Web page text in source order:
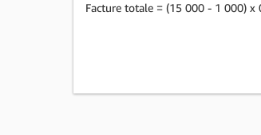
Facture totale = (15 000 - 1 000) x